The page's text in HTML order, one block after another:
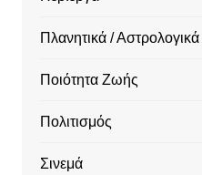
Πλανητικά / Αστρολογικά
Ποιότητα Ζωής
Πολιτισμός
Σινεμά